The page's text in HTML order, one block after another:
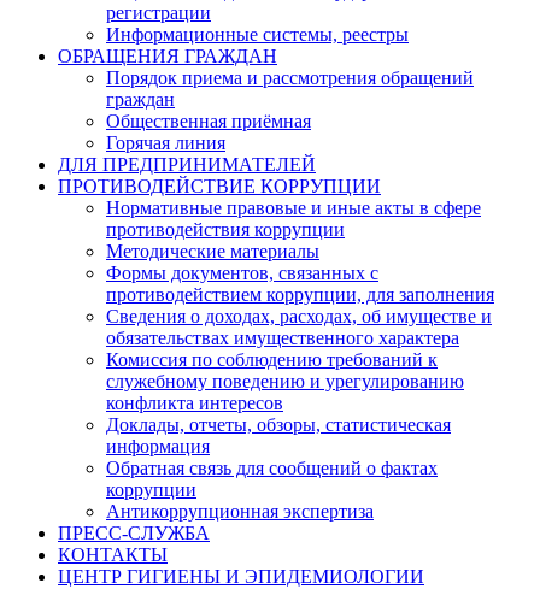
регистрации
Информационные системы, реестры
ОБРАЩЕНИЯ ГРАЖДАН
Порядок приема и рассмотрения обращений
граждан
Общественная приёмная
Горячая линия
ДЛЯ ПРЕДПРИНИМАТЕЛЕЙ
ПРОТИВОДЕЙСТВИЕ КОРРУПЦИИ
Нормативные правовые и иные акты в сфере
противодействия коррупции
Методические материалы
Формы документов, связанных с
противодействием коррупции, для заполнения
Сведения о доходах, расходах, об имуществе и
обязательствах имущественного характера
Комиссия по соблюдению требований к
служебному поведению и урегулированию
конфликта интересов
Доклады, отчеты, обзоры, статистическая
информация
Обратная связь для сообщений о фактах
коррупции
Антикоррупционная экспертиза
ПРЕСС-СЛУЖБА
КОНТАКТЫ
ЦЕНТР ГИГИЕНЫ И ЭПИДЕМИОЛОГИИ